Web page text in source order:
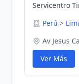
Servicentro
Perú >
Av Jesus
Ver Más